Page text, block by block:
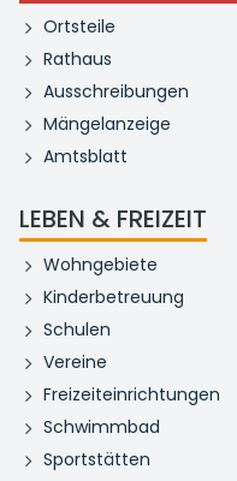
Ortsteile
Rathaus
Ausschreibungen
Mängelanzeige
Amtsblatt
LEBEN & FREIZEIT
Wohngebiete
Kinderbetreuung
Schulen
Vereine
Freizeiteinrichtungen
Schwimmbad
Sportstätten